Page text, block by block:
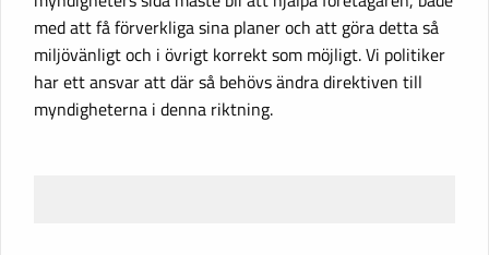
med att få förverkliga sina planer och att göra detta så
miljövänligt och i övrigt korrekt som möjligt. Vi politiker
har ett ansvar att där så behövs ändra direktiven till
myndigheterna i denna riktning.